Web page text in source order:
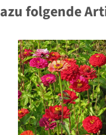
folgende